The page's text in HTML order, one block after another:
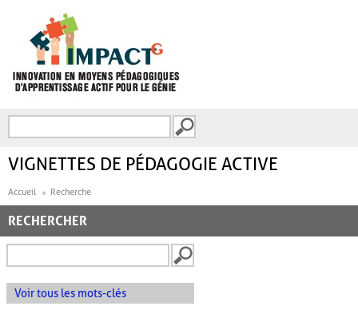
FORMULAIRE DE
VIGNETTES DE PÉDAGOGIE ACTIVE
Accueil Recherche
RECHERCHER
Voir tous les mots-clés